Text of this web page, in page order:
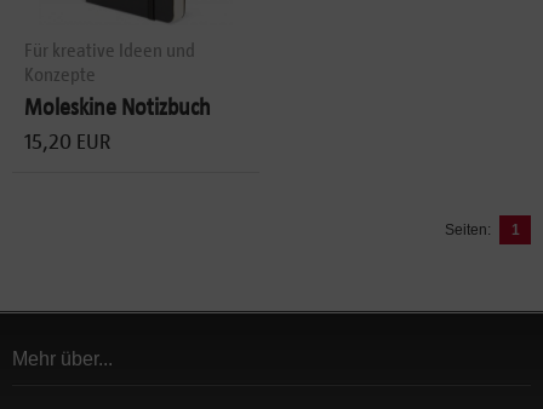
Für kreative Ideen und
Konzepte
Moleskine Notizbuch
15,20 EUR
Seiten: 1
Mehr über...